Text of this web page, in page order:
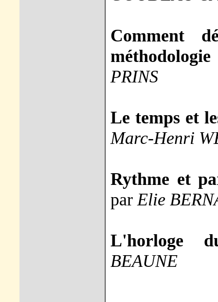
Comment
PRINS
Le temps et
Marc-Henri
Rythme et
parElie
L'horloge
BEAUNE